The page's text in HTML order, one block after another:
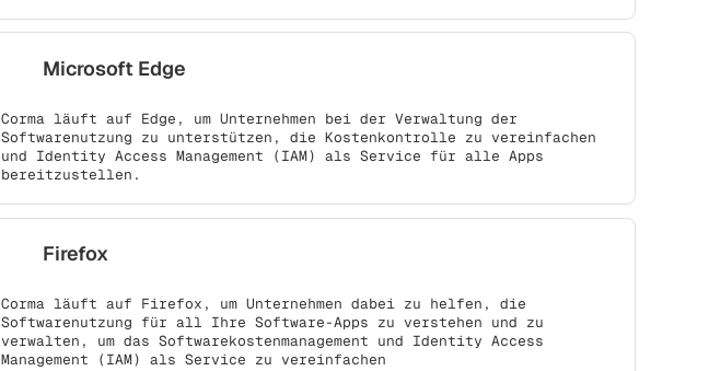
Microsoft Edge
Corma läuft auf Edge, um Unternehmen bei der Verwaltung der
Softwarenutzung zu unterstützen, die Kostenkontrolle zu vereinfachen
und Identity Access Management (IAM) als Service für alle Apps
bereitzustellen.
Firefox
Corma läuft auf Firefox, um Unternehmen dabei zu helfen, die
Softwarenutzung für all Ihre Software-Apps zu verstehen und zu
verwalten, um das Softwarekostenmanagement und Identity Access
Management (IAM) als Service zu vereinfachen